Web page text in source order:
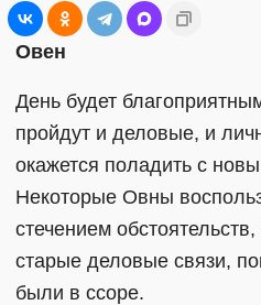
Овен
День будет
пройдут и деловые, и
окажется поладить с
Некоторые Овны
стечением
старые деловые связи,
были в ссоре.